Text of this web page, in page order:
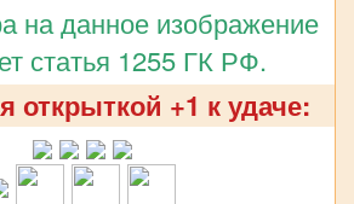
на данное изображение
статья 1255 ГК РФ.
открыткой +1 к удаче: